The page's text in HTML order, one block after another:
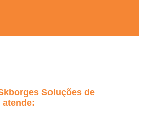
Soluções de